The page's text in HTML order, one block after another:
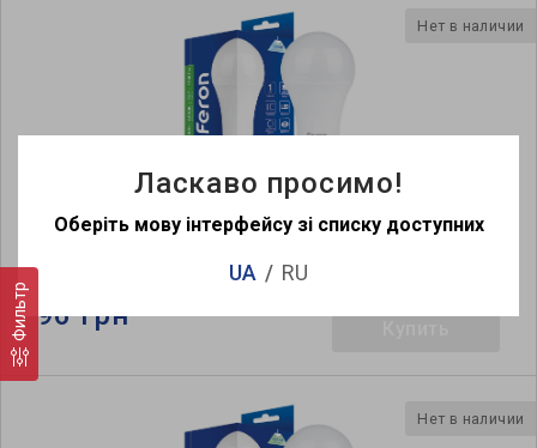
Фильтр
Нет в наличии
Светодиодная лампа Feron LB-918 18Вт E27 6500K
96 грн
Нет в наличии
Ласкаво просимо!
Оберіть мову інтерфейсу зі списку доступних
UA RU